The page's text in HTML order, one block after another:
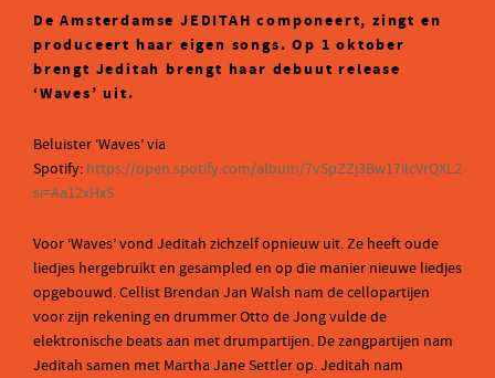
De Amsterdamse JEDITAH componeert, zingt en
produceert haar eigen songs. Op 1 oktober
brengt Jeditah brengt haar debuut release
‘Waves’ uit.
Beluister ‘Waves’ via
Spotify: https://open.spotify.com/album/7vSpZZj3Bw17ilcVrQXL2N?
si=Aa12xHxS
Voor ‘Waves’ vond Jeditah zichzelf opnieuw uit. Ze heeft oude
liedjes hergebruikt en gesampled en op die manier nieuwe liedjes
opgebouwd. Cellist Brendan Jan Walsh nam de cellopartijen
voor zijn rekening en drummer Otto de Jong vulde de
elektronische beats aan met drumpartijen. De zangpartijen nam
Jeditah samen met Martha Jane Settler op. Jeditah nam